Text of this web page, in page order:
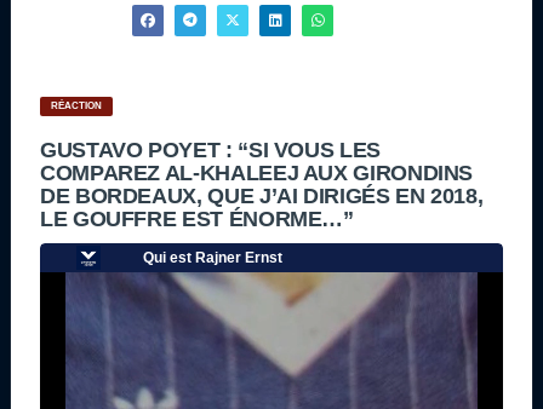
RÉACTION
GUSTAVO POYET : “SI VOUS LES
COMPAREZ AL-KHALEEJ AUX GIRONDINS
DE BORDEAUX, QUE J’AI DIRIGÉS EN 2018,
LE GOUFFRE EST ÉNORME…”